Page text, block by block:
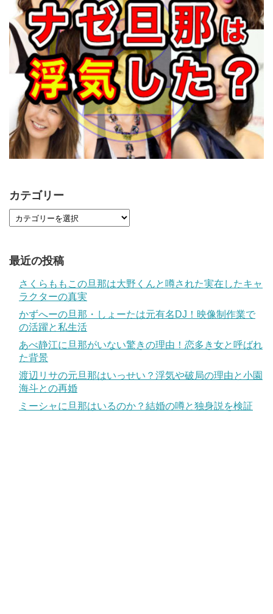
カテゴリー
最近の投稿
さくらももこの旦那は大野くんと噂された実在したキャ
ラクターの真実
かずへーの旦那・しょーたは元有名DJ！映像制作業で
の活躍と私生活
あべ静江に旦那がいない驚きの理由！恋多き女と呼ばれ
た背景
渡辺リサの元旦那はいっせい？浮気や破局の理由と小園
海斗との再婚
ミーシャに旦那はいるのか？結婚の噂と独身説を検証